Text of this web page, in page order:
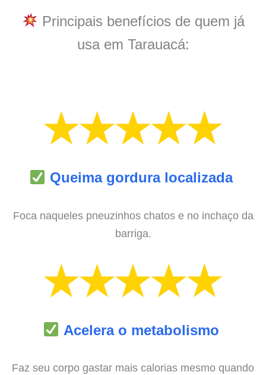
Principais benefícios de quem já
usa em Tarauacá:
Queima gordura localizada
Foca naqueles pneuzinhos chatos e no inchaço da
barriga.
Acelera o metabolismo
Faz seu corpo gastar mais calorias mesmo quando